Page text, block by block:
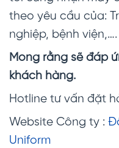
theo yêu cầu của:
nghiệp, bệnh
Mong rằng sẽ đáp
khách hàng.
Hotline tư vấn đặt
Website Công ty :
Uniform